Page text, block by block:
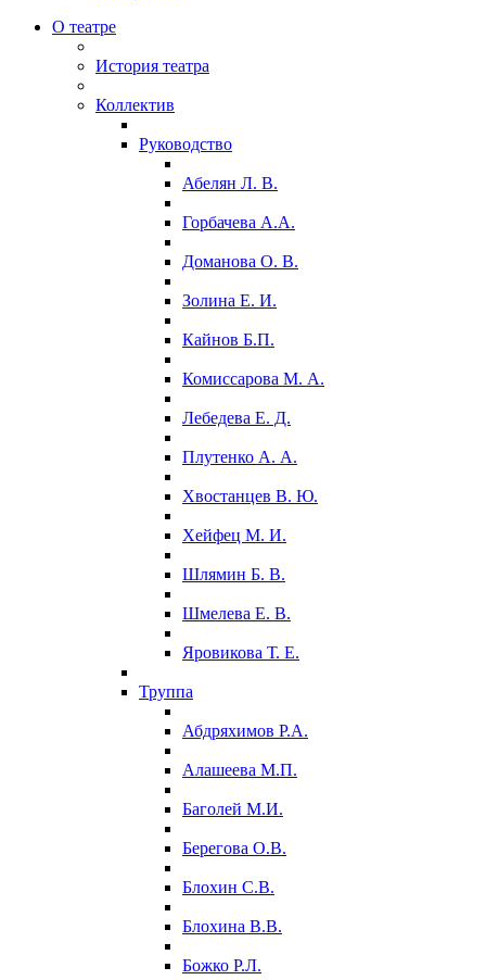
О театре
История театра
Коллектив
Руководство
Абелян Л. В.
Горбачева А.А.
Доманова О. В.
Золина Е. И.
Кайнов Б.П.
Комиссарова М. А.
Лебедева Е. Д.
Плутенко А. А.
Хвостанцев В. Ю.
Хейфец М. И.
Шлямин Б. В.
Шмелева Е. В.
Яровикова Т. Е.
Труппа
Абдряхимов Р.А.
Алашеева М.П.
Баголей М.И.
Берегова О.В.
Блохин С.В.
Блохина В.В.
Божко Р.Л.